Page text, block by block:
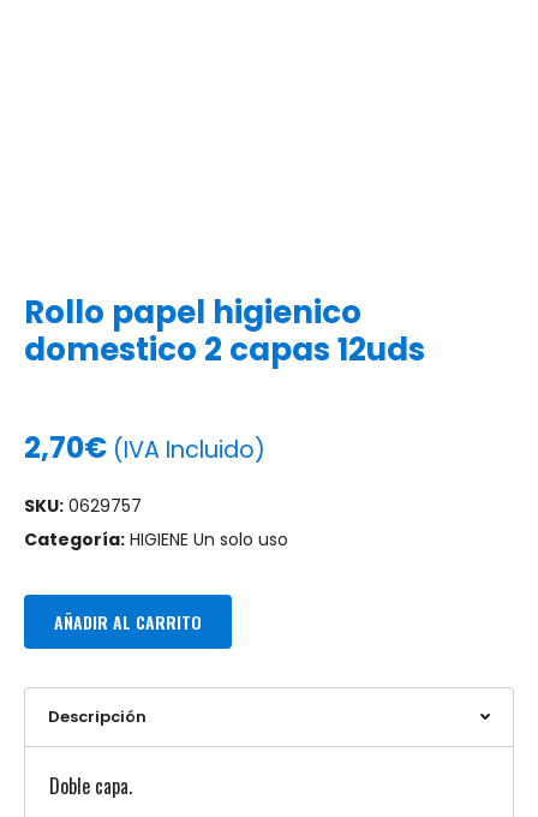
Rollo papel higienico
domestico 2 capas 12uds
2,70€ (IVA Incluido)
SKU: 0629757
Categoría: HIGIENE Un solo uso
AÑADIR AL CARRITO
Descripción
Doble capa.